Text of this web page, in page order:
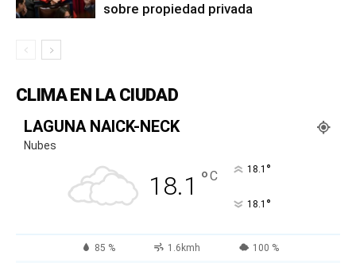
sobre propiedad privada
CLIMA EN LA CIUDAD
LAGUNA NAICK-NECK
Nubes
18.1 °C 18.1 °
18.1 °
85 % 1.6kmh 100 %